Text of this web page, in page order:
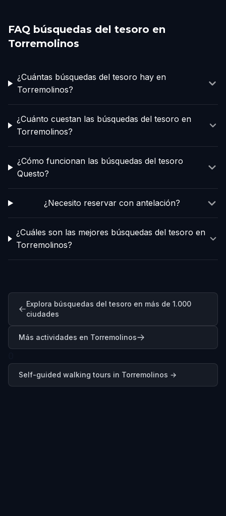
FAQ búsquedas del tesoro en
Torremolinos
¿Cuántas búsquedas del tesoro hay en
Torremolinos?
¿Cuánto cuestan las búsquedas del tesoro en
Torremolinos?
¿Cómo funcionan las búsquedas del tesoro
Questo?
¿Necesito reservar con antelación?
¿Cuáles son las mejores búsquedas del tesoro en
Torremolinos?
Explora búsquedas del tesoro en más de 1.000
ciudades
Más actividades en Torremolinos
Self-guided walking tours in Torremolinos →